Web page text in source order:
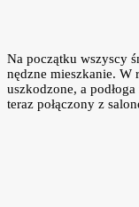
Na początku wszyscy
nędzne mieszkanie. W
uszkodzone, a
teraz połączony z